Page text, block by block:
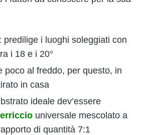
: predilige i luoghi soleggiati con
i 18 e i 20°
poco al freddo, per questo, in
in casa
ideale dev’essere
universale mescolato a
di quantità 7:1